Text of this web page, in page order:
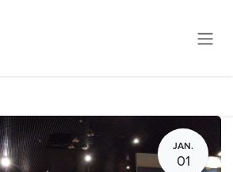
JAN.
01